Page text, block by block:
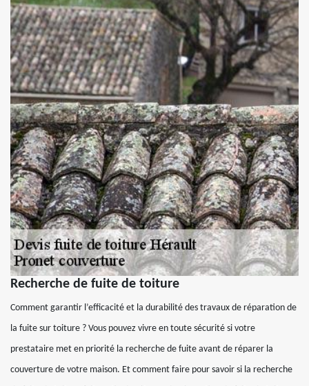
Recherche de fuite de toiture
Comment garantir l’efficacité et la durabilité des travaux de réparation de
la fuite sur toiture ? Vous pouvez vivre en toute sécurité si votre
prestataire met en priorité la recherche de fuite avant de réparer la
couverture de votre maison. Et comment faire pour savoir si la recherche